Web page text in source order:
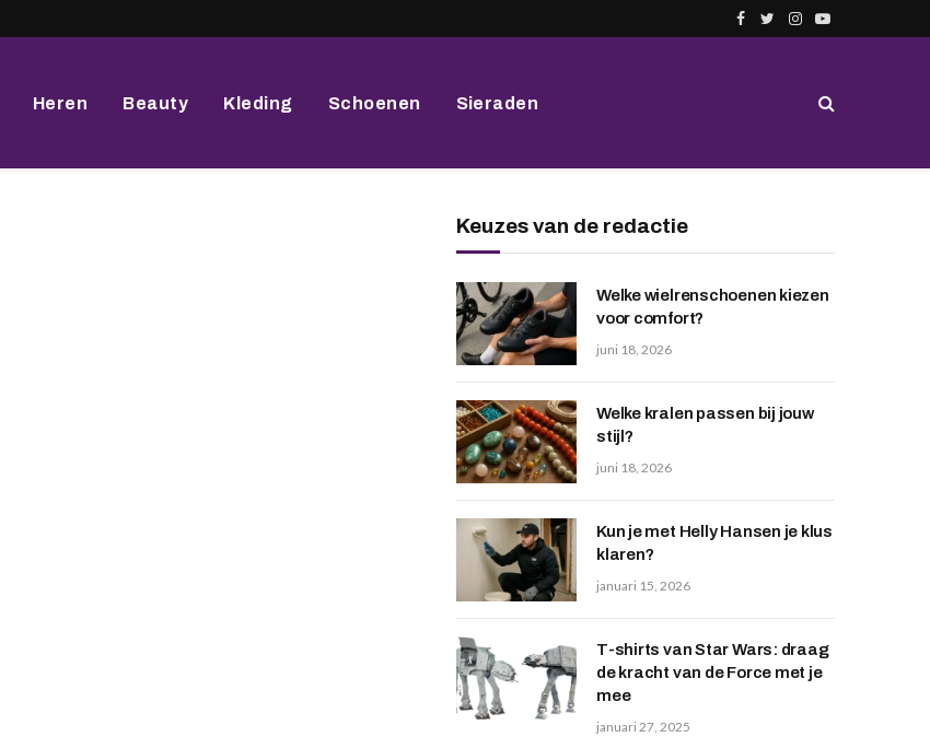
Facebook
TwitterInstagram
YouTube
Heren Beauty Kleding Schoenen Sieraden
Keuzes van de redactie
Welke wielrenschoenen kiezen
voor comfort?
juni 18, 2026
Welke kralen passen bij jouw
stijl?
juni 18, 2026
Kun je met Helly Hansen je klus
klaren?
januari 15, 2026
T-shirts van Star Wars: draag
de kracht van de Force met je
mee
januari 27, 2025